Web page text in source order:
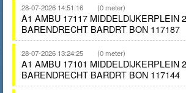
28-07-2026 14:51:16 (0 meter)
A1 AMBU 17117 MIDDELDIJKERPLEIN
BARENDRECHT BARDRT BON 117187
28-07-2026 13:24:25 (0 meter)
A1 AMBU 17101 MIDDELDIJKERPLEIN
BARENDRECHT BARDRT BON 117144